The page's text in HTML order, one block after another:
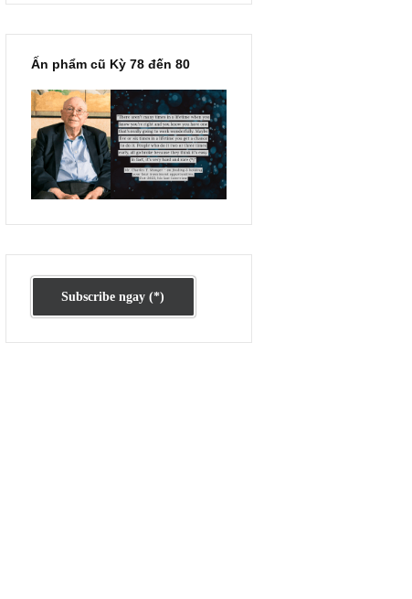
trên
cá
để
Ấn phẩm lẻ Kỳ 81 đến 83
Ấn phẩm cũ Kỳ 78 đến 80